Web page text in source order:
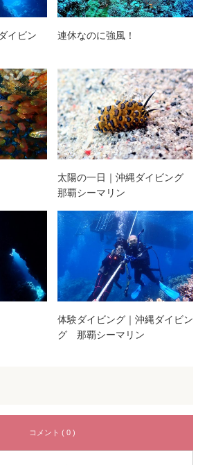
イビン
連休なのに強風！
太陽の一日｜沖縄ダイビング
那覇シーマリン
体験ダイビング｜沖縄ダイビン
グ 那覇シーマリン
コメント ( 0 )